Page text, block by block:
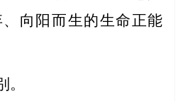
向阳而生的生命正能
。